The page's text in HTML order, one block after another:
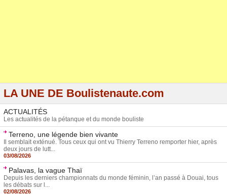
LA UNE DE Boulistenaute.com
ACTUALITÉS
Les actualités de la pétanque et du monde bouliste
Terreno, une légende bien vivante
Il semblait exténué. Tous ceux qui ont vu Thierry Terreno remporter hier, après
deux jours de lutt...
03/08/2026
Palavas, la vague Thaï
Depuis les derniers championnats du monde féminin, l’an passé à Douai, tous
les débats sur l...
02/08/2026